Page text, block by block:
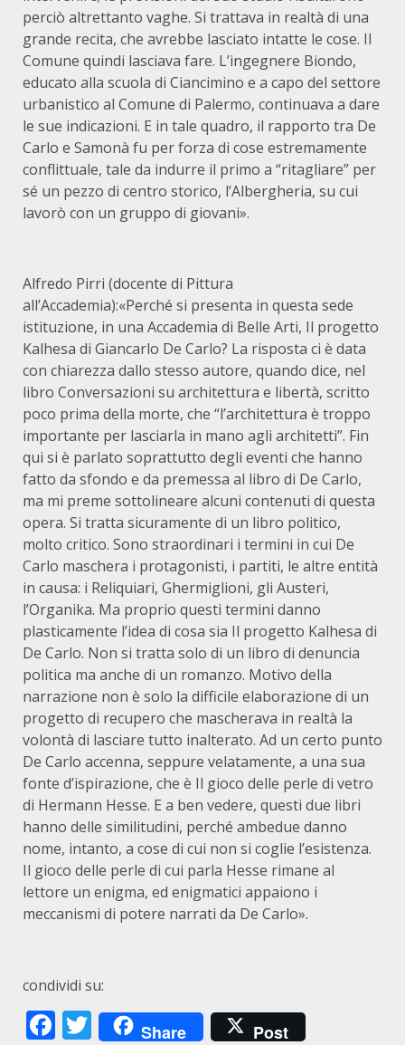
perciò altrettanto vaghe. Si trattava in realtà di una
grande recita, che avrebbe lasciato intatte le cose. Il
Comune quindi lasciava fare. L’ingegnere Biondo,
educato alla scuola di Ciancimino e a capo del settore
urbanistico al Comune di Palermo, continuava a dare
le sue indicazioni. E in tale quadro, il rapporto tra De
Carlo e Samonà fu per forza di cose estremamente
conflittuale, tale da indurre il primo a “ritagliare” per
sé un pezzo di centro storico, l’Albergheria, su cui
lavorò con un gruppo di giovani».
Alfredo Pirri (docente di Pittura
all’Accademia):«Perché si presenta in questa sede
istituzione, in una Accademia di Belle Arti, Il progetto
Kalhesa di Giancarlo De Carlo? La risposta ci è data
con chiarezza dallo stesso autore, quando dice, nel
libro Conversazioni su architettura e libertà, scritto
poco prima della morte, che “l’architettura è troppo
importante per lasciarla in mano agli architetti”. Fin
qui si è parlato soprattutto degli eventi che hanno
fatto da sfondo e da premessa al libro di De Carlo,
ma mi preme sottolineare alcuni contenuti di questa
opera. Si tratta sicuramente di un libro politico,
molto critico. Sono straordinari i termini in cui De
Carlo maschera i protagonisti, i partiti, le altre entità
in causa: i Reliquiari, Ghermiglioni, gli Austeri,
l’Organika. Ma proprio questi termini danno
plasticamente l’idea di cosa sia Il progetto Kalhesa di
De Carlo. Non si tratta solo di un libro di denuncia
politica ma anche di un romanzo. Motivo della
narrazione non è solo la difficile elaborazione di un
progetto di recupero che mascherava in realtà la
volontà di lasciare tutto inalterato. Ad un certo punto
De Carlo accenna, seppure velatamente, a una sua
fonte d’ispirazione, che è Il gioco delle perle di vetro
di Hermann Hesse. E a ben vedere, questi due libri
hanno delle similitudini, perché ambedue danno
nome, intanto, a cose di cui non si coglie l’esistenza.
Il gioco delle perle di cui parla Hesse rimane al
lettore un enigma, ed enigmatici appaiono i
meccanismi di potere narrati da De Carlo».
condividi su:
Facebook
Twitter
Share Post